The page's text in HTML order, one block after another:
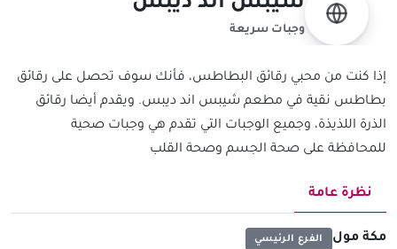
وجبات سريعة
إذا كنت من محبي رقائق البطاطس، فأنك سوف تحصل على رقائق
بطاطس نقية في مطعم شيبس اند ديبس. ويقدم أيضا رقائق
الذرة اللذيذة، وجميع الوجبات التي تقدم هي وجبات صحية
للمحافظة على صحة الجسم وصحة القلب
نظرة عامة
مكة مول الفرع الرئيسي